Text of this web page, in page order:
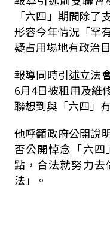
「六四」期間除了
形容今年情況「罕
疑占用場地有政治
報導同時引述立法
6月4日被租用及維
聯想到與「六四」
他呼籲政府公開說
否公開悼念「六
點，合法就努力
法」。